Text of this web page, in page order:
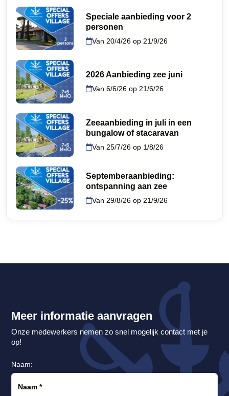
Speciale aanbieding voor 2
personen
Van 20/4/26 op 21/9/26
2026 Aanbieding zee juni
Van 6/6/26 op 21/6/26
Zeeaanbieding in juli in een
bungalow of stacaravan
Van 25/7/26 op 1/8/26
Septemberaanbieding:
ontspanning aan zee
Van 29/8/26 op 21/9/26
Meer informatie aanvragen
Onze medewerkers nemen zo snel mogelijk contact met je
op!
Naam:
Naam *